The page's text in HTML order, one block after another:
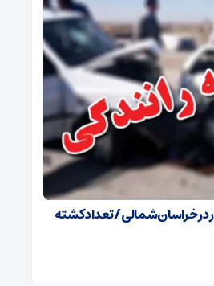
در خراسان‌شمالی/ تعداد کشته